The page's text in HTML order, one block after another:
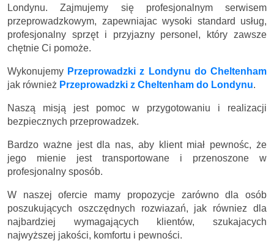
Londynu. Zajmujemy się profesjonalnym serwisem
przeprowadzkowym, zapewniajac wysoki standard usług,
profesjonalny sprzęt i przyjazny personel, który zawsze
chętnie Ci pomoże.
Wykonujemy Przeprowadzki z Londynu do Cheltenham
jak również Przeprowadzki z Cheltenham do Londynu.
Naszą misją jest pomoc w przygotowaniu i realizacji
bezpiecznych przeprowadzek.
Bardzo ważne jest dla nas, aby klient miał pewnośc, że
jego mienie jest transportowane i przenoszone w
profesjonalny sposób.
W naszej ofercie mamy propozycje zarówno dla osób
poszukujących oszczędnych rozwiazań, jak równiez dla
najbardziej wymagających klientów, szukajacych
najwyższej jakości, komfortu i pewności.